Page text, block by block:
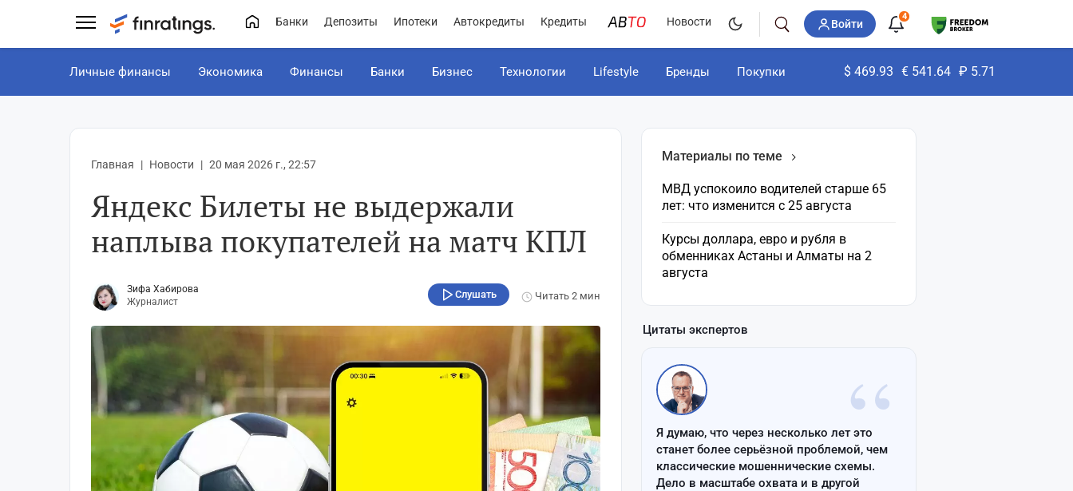
Банки Депозиты Ипотеки Автокредиты Кредиты Новости Войти
4
Личные финансы Экономика Финансы Банки Бизнес Технологии Lifestyle Бренды Покупки $ 469.93 € 541.64 ₽ 5.71
Главная Новости 20 мая 2026 г., 22:57
Яндекс Билеты не выдержали
наплыва покупателей на матч КПЛ
Зифа Хабирова
Журналист
Слушать Читать2 мин
Материалы по теме
МВД успокоило водителей старше 65
лет: что изменится с 25 августа
Курсы доллара, евро и рубля в
обменниках Астаны и Алматы на 2
августа
Цитаты экспертов
“
Я думаю, что через несколько лет это
станет более серьёзной проблемой, чем
классические мошеннические схемы.
Дело в масштабе охвата и в другой